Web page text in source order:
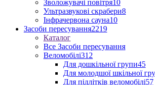
Зволожувачі повітря10
Ультразвукові скрабери8
Інфрачервона сауна10
Засоби пересування2219
Каталог
Все Засоби пересування
Веломобілі312
Для дошкільної групи45
Для молодшої шкільної
Для підлітків веломобілі57